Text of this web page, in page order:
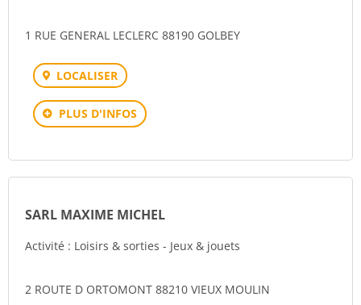
1 RUE GENERAL LECLERC 88190 GOLBEY
LOCALISER
PLUS D'INFOS
SARL MAXIME MICHEL
Activité : Loisirs & sorties - Jeux & jouets
2 ROUTE D ORTOMONT 88210 VIEUX MOULIN